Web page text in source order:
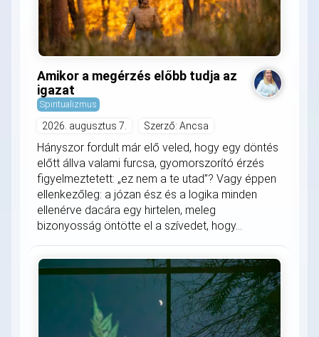
Amikor a megérzés előbb tudja az
igazat
Spiritualizmus
2026. augusztus 7. Szerző: Ancsa
Hányszor fordult már elő veled, hogy egy döntés
előtt állva valami furcsa, gyomorszorító érzés
figyelmeztetett: „ez nem a te utad”? Vagy éppen
ellenkezőleg: a józan ész és a logika minden
ellenérve dacára egy hirtelen, meleg
bizonyosság öntötte el a szívedet, hogy...